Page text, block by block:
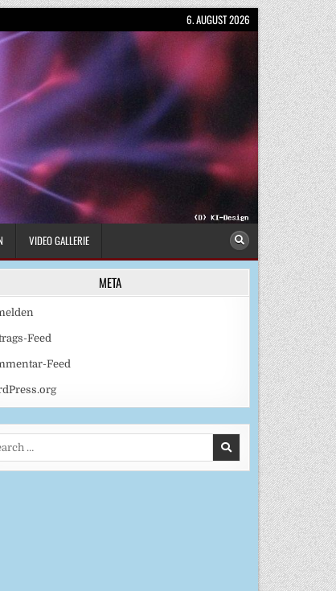
6. AUGUST 2026
VIDEO GALLERIE
META
Feed
Feed